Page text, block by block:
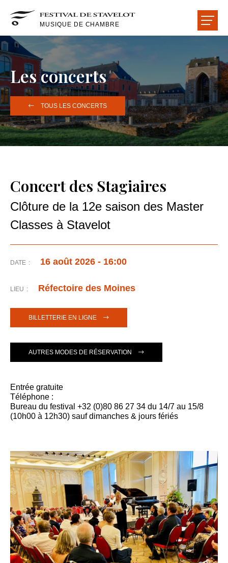
MUSIQUE DE CHAMBRE
FR
EN
DE
LE FESTIVAL
LES CONCERTS
LES ARTISTES
LES SALLES
LES AMIS
Les concerts
TOUS LES CONCERTS
Concert des Stagiaires
Clôture de la 12e saison des Master
Classes à Stavelot
DATE 16 août 2026 - 16:00
LIEU Réfectoire des Moines
BILLETTERIE EN LIGNE
AUTRES MODES DE RÉSERVATION
Entrée gratuite
Téléphone :
Bureau du festival +32 (0)80 86 27 34 du 14/7 au 15/8
(10h00 à 12h30) sauf dimanches & jours fériés